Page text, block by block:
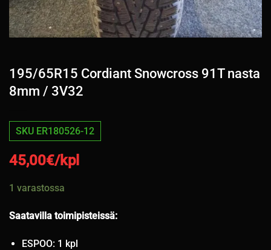
195/65R15 Cordiant Snowcross 91T nasta
8mm / 3V32
SKU ER180526-12
45,00€/kpl
1 varastossa
Saatavilla toimipisteissä:
ESPOO: 1 kpl